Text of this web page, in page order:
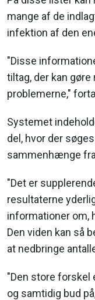
mange af de
infektion af den
"Disse
tiltag, der kan
problemerne,"
Systemet
del, hvor der
sammenhænge
"Det er
resultaterne
informationer om,
Den viden kan så
at nedbringe
"Den store forskel
og samtidig bud